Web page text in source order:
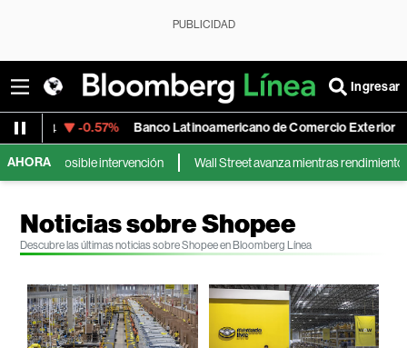
PUBLICIDAD
Ingresar
-0.57% Banco Latinoamericano de Comercio Exterior 56.79
AHORA
por posible intervención Wall Street avanza mientras rendimientos
Noticias sobre Shopee
Descubre las últimas noticias sobre Shopee en Bloomberg Línea